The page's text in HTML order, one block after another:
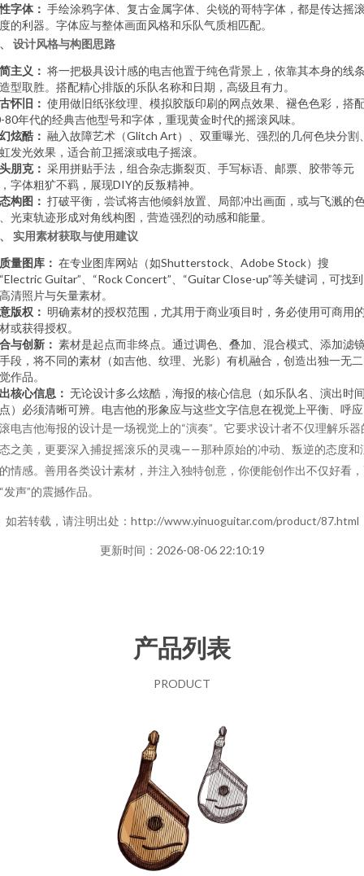
字体： 手绘涂鸦字体、复古金属字体、尖锐的哥特字体，都是传达摇
的利器。字体应与整体画面风格和乐队气质相匹配。
设计风格与构图思路
主义： 将一把极具设计感的电吉他置于纯色背景上，依靠其本身的线
型取胜。搭配精心排版的乐队名称和日期，高级且有力。
怀旧： 使用做旧纸张纹理、模拟胶版印刷的网点效果、褪色色彩，搭
80年代的经典吉他型号和字体，重现黄金时代的摇滚风味。
炫酷： 融入故障艺术（Glitch Art）、双重曝光、强烈的几何色块分割
发光效果，适合前卫摇滚或电子摇滚。
朋克： 采用拼贴手法，组合杂志撕裂页、手写标语、邮票、胶带等元
字体粗犷不羁，展现DIY的反叛精神。
构图： 打破平衡，尝试将吉他倾斜放置、局部冲出画面，或与飞溅的
光束轨迹形成对角线构图，营造强烈的动感和能量。
实用素材获取与使用建议
量图库： 在专业图库网站（如Shutterstock、Adobe Stock）搜
Guitar”、“Rock Concert”、“Guitar Close-up”等关键词，可找
清照片与矢量素材。
版权： 明确素材的授权范围，尤其用于商业项目时，务必使用可商用
或获得授权。
与创新： 素材是起点而非终点。通过调色、叠加、混合模式、添加滤
段，将不同的素材（如吉他、纹理、光影）有机融合，创造出独一无
作品。
核心信息： 无论设计多么炫酷，海报的核心信息（如乐队名、演出时
）必须清晰可辨。电吉他的形象应与这些文字信息在视觉上平衡、呼
电吉他海报的设计是一场视觉上的“演奏”。它要求设计者不仅理解乐器
之美，更要深入捕捉摇滚乐的灵魂——那种原始的冲动、叛逆的态度和
情感。善用各类设计素材，并注入独特创意，你便能创作出不仅好看
发声”的震撼作品。
如若转载，请注明出处：http://www.yinuoguitar.com/product/87.html
更新时间：2026-08-06 22:10:19
产品列表
PRODUCT